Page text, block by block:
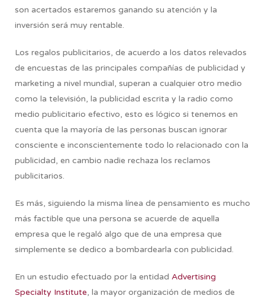
son acertados estaremos ganando su atención y la
inversión será muy rentable.
Los regalos publicitarios, de acuerdo a los datos relevados
de encuestas de las principales compañías de publicidad y
marketing a nivel mundial, superan a cualquier otro medio
como la televisión, la publicidad escrita y la radio como
medio publicitario efectivo, esto es lógico si tenemos en
cuenta que la mayoría de las personas buscan ignorar
consciente e inconscientemente todo lo relacionado con la
publicidad, en cambio nadie rechaza los reclamos
publicitarios.
Es más, siguiendo la misma línea de pensamiento es mucho
más factible que una persona se acuerde de aquella
empresa que le regaló algo que de una empresa que
simplemente se dedico a bombardearla con publicidad.
En un estudio efectuado por la entidad Advertising
Specialty Institute, la mayor organización de medios de